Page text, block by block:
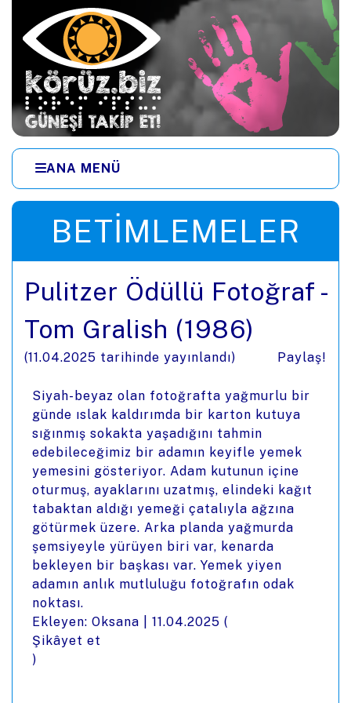
Ana içeriğe zıpla
ANA MENÜ
BETIMLEMELER
Pulitzer Ödüllü Fotoğraf -
Tom Gralish (1986)
(11.04.2025 tarihinde yayınlandı) Paylaş!
Siyah-beyaz olan fotoğrafta yağmurlu bir
günde ıslak kaldırımda bir karton kutuya
sığınmış sokakta yaşadığını tahmin
edebileceğimiz bir adamın keyifle yemek
yemesini gösteriyor. Adam kutunun içine
oturmuş, ayaklarını uzatmış, elindeki kağıt
tabaktan aldığı yemeği çatalıyla ağzına
götürmek üzere. Arka planda yağmurda
şemsiyeyle yürüyen biri var, kenarda
bekleyen bir başkası var. Yemek yiyen
adamın anlık mutluluğu fotoğrafın odak
noktası.
Ekleyen: Oksana | 11.04.2025 (
Şikâyet et
)
Menüye zıpla